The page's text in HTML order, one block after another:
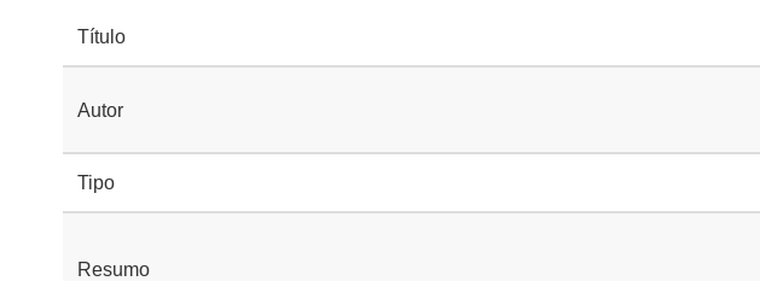
Título
Autor
Tipo
Resumo